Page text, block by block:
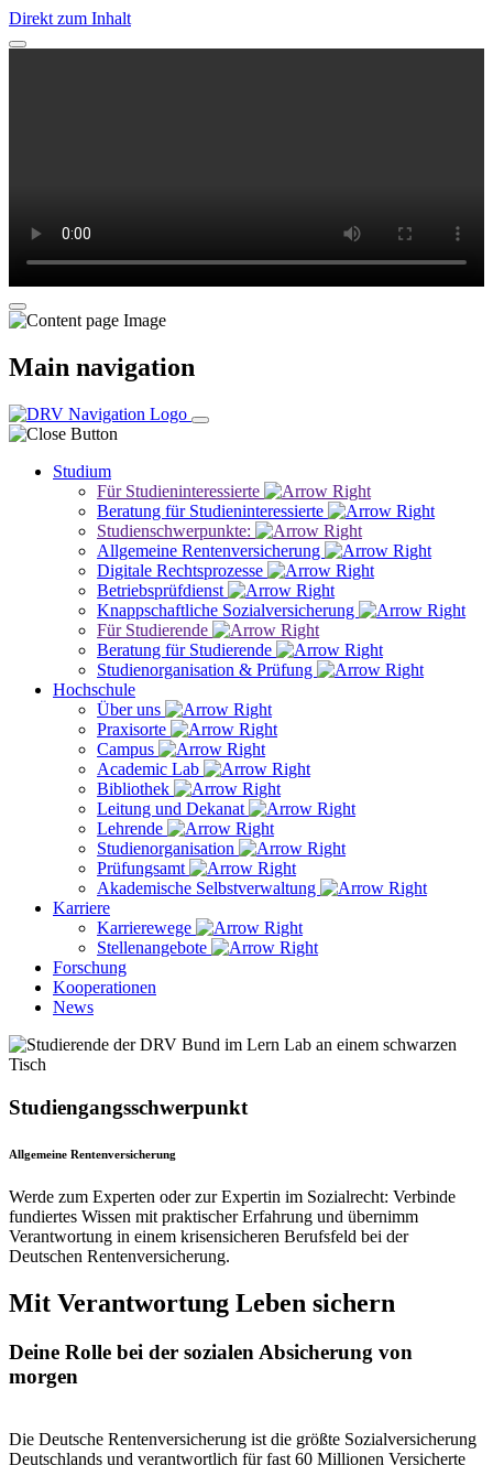
Direkt zum Inhalt
Main navigation
Studium
Für Studieninteressierte
Beratung für Studieninteressierte
Studienschwerpunkte:
Allgemeine Rentenversicherung
Digitale Rechtsprozesse
Betriebsprüfdienst
Knappschaftliche Sozialversicherung
Für Studierende
Beratung für Studierende
Studienorganisation & Prüfung
Hochschule
Über uns
Praxisorte
Campus
Academic Lab
Bibliothek
Leitung und Dekanat
Lehrende
Studienorganisation
Prüfungsamt
Akademische Selbstverwaltung
Karriere
Karrierewege
Stellenangebote
Forschung
Kooperationen
News
Studiengangsschwerpunkt
Allge­meine Renten­versiche­rung
Werde zum Experten oder zur Expertin im Sozialrecht: Verbinde
fundiertes Wissen mit praktischer Erfahrung und übernimm
Verantwortung in einem krisensicheren Berufsfeld bei der
Deutschen Rentenversicherung.
Mit Verantwortung Leben sichern
Deine Rolle bei der sozialen Absicherung von
morgen
Die Deutsche Rentenversicherung ist die größte Sozialversicherung
Deutschlands und verantwortlich für fast 60 Millionen Versicherte